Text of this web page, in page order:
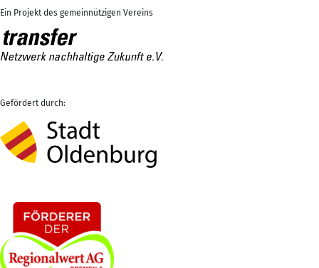
Ein Projekt des gemeinnützigen Vereins
Gefördert durch: